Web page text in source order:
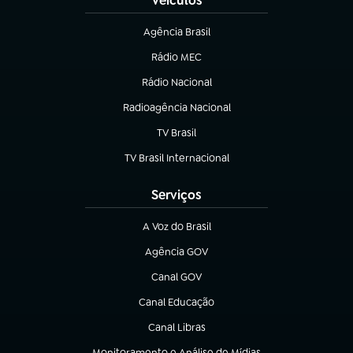
Agência Brasil
(abre em nova aba)
Rádio MEC
Rádio Nacional
(abre em nova aba)
Radioagência Nacional
(abre em nova aba)
TV Brasil
(abre em nova aba)
TV Brasil Internacional
(abre em nova aba)
Serviços
A Voz do Brasil
(abre em nova aba)
Agência GOV
(abre em nova aba)
Canal GOV
(abre em nova aba)
Canal Educação
(abre em nova aba)
Canal Libras
(abre em nova aba)